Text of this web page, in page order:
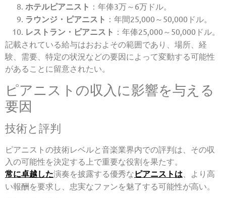
ホテルピアニスト ：年俸3万～6万ドル。
ラウンジ・ピアニスト ：年間25,000～50,000ドル。
レストラン・ピアニスト ：年俸25,000～50,000ドル。
記載されている給与はおおよその範囲であり、場所、経
験、需要、特定の状況などの要因によって変動する可能性
があることに留意されたい。
ピアニストの収入に影響を与える
要因
技術と評判
ピアニストの技術レベルと音楽業界内での評判は、その収
入の可能性を決定する上で重要な役割を果たす。
常に卓越した演奏を披露する優秀な ピアニストは 、より高
い報酬を要求し、忠実なファンを魅了する可能性が高い。